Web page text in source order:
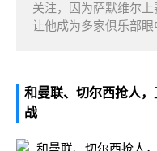
关注，因为萨默维尔
让他成为多家俱乐部眼
和曼联、切尔西抢人
战